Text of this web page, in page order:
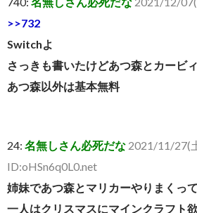
>>732
Switchよ
さっきも書いたけどあつ森とカービ
あつ森以外は基本無料
24: 名無しさん必死だな 2021/11/27(
ID:oHSn6q0L0.net
姉妹であつ森とマリカーやりまくっ
一人はクリスマスにマインクラフト